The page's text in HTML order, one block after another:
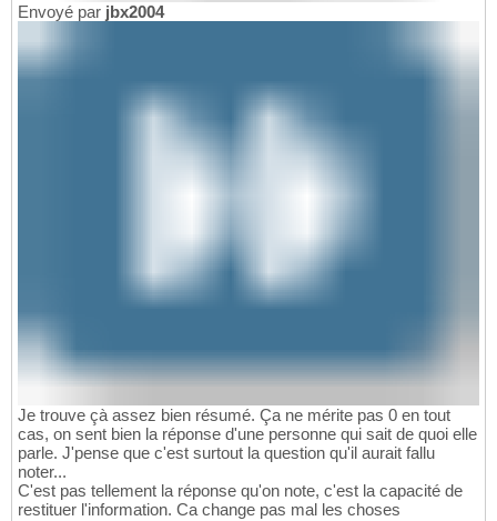
Envoyé par jbx2004
Je trouve çà assez bien résumé. Ça ne mérite pas 0 en tout
cas, on sent bien la réponse d'une personne qui sait de quoi elle
parle. J'pense que c'est surtout la question qu'il aurait fallu
noter...
C'est pas tellement la réponse qu'on note, c'est la capacité de
restituer l'information. Ca change pas mal les choses